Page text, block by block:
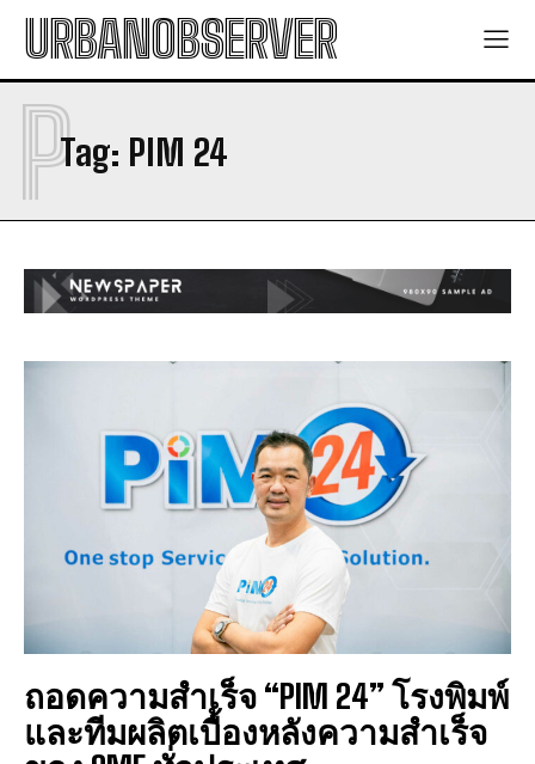
URBANOBSERVER
Tag: PIM 24
P
ถอดความสำเร็จ “PIM 24” โรงพิมพ์
และทีมผลิตเบื้องหลังความสำเร็จ